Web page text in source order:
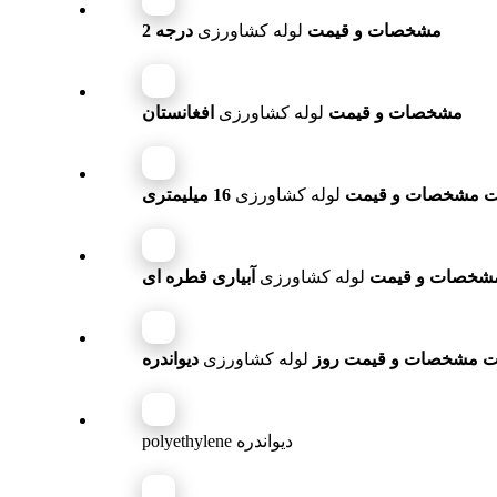
مشخصات و قیمت لوله کشاورزی درجه 2
مشخصات و قیمت لوله کشاورزی افغانستان
مشخصات و قیمت لوله کشاورزی 16 میلیمتری
و قیمت لوله کشاورزی آبیاری قطره ای
مشخصات و قیمت روز لوله کشاورزی دیواندره
polyethylene دیواندره